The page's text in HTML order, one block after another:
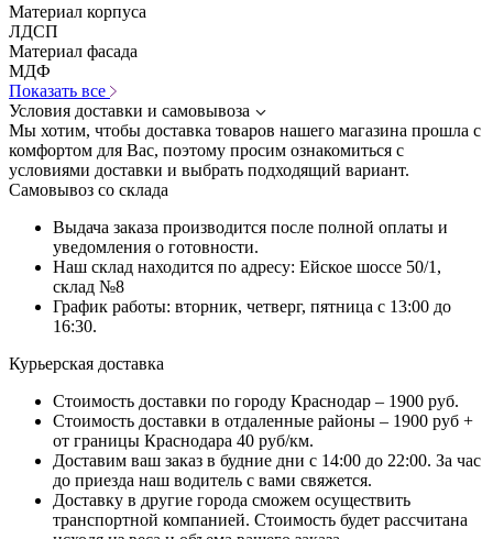
Материал корпуса
ЛДСП
Материал фасада
МДФ
Показать все
Условия доставки и самовывоза
Мы хотим, чтобы доставка товаров нашего магазина прошла с
комфортом для Вас, поэтому просим ознакомиться с
условиями доставки и выбрать подходящий вариант.
Самовывоз со склада
Выдача заказа производится после полной оплаты и
уведомления о готовности.
Наш склад находится по адресу: Ейское шоссе 50/1,
склад №8
График работы: вторник, четверг, пятница с 13:00 до
16:30.
Курьерская доставка
Стоимость доставки по городу Краснодар – 1900 руб.
Стоимость доставки в отдаленные районы – 1900 руб +
от границы Краснодара 40 руб/км.
Доставим ваш заказ в будние дни с 14:00 до 22:00. За час
до приезда наш водитель с вами свяжется.
Доставку в другие города сможем осуществить
транспортной компанией. Стоимость будет рассчитана